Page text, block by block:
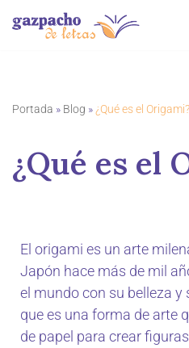
Portada » Blog » ¿Qué es el Origami?
¿Qué es el
El origami es un arte
Japón hace más de mil
el mundo con su belleza
que es una forma de arte
de papel para crear